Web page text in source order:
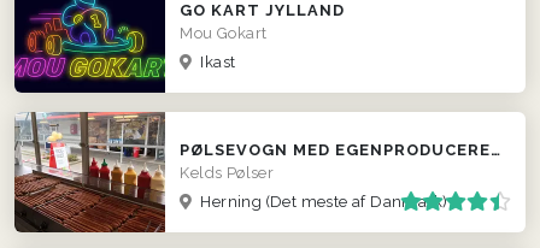
GO KART JYLLAND
Mou Gokart
Ikast
PØLSEVOGN MED EGENPRODUCEREDE PØLSER
Kelds Pølser
Herning (Det meste af Danmark)